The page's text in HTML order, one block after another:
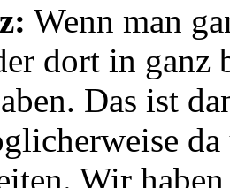
Wenn man
dort in ganz
Das ist
Wir